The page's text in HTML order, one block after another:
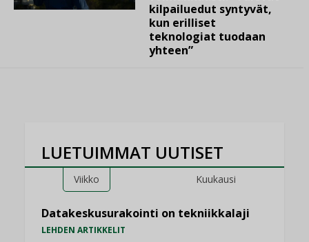
kilpailuedut syntyvät,
kun erilliset
teknologiat tuodaan
yhteen”
LUETUIMMAT UUTISET
Viikko Kuukausi
Datakeskusurakointi on tekniikkalaji
LEHDEN ARTIKKELIT